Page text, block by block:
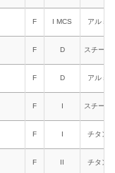
F I MCS アルミ
F D スチール
F D アルミ
F I スチール
F I チタン
F II チタン